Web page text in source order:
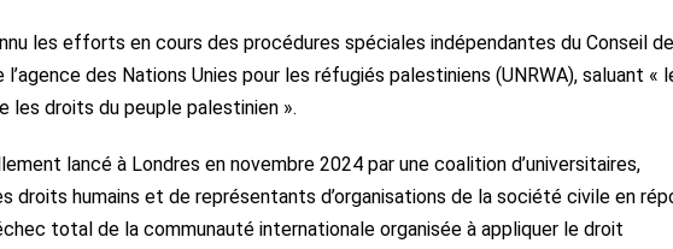
les efforts en cours des procédures spéciales indépendantes du Conseil
l’agence des Nations Unies pour les réfugiés palestiniens (UNRWA), saluant «
les droits du peuple palestinien ».
lancé à Londres en novembre 2024 par une coalition d’universitaires,
droits humains et de représentants d’organisations de la société civile en
total de la communauté internationale organisée à appliquer le droit